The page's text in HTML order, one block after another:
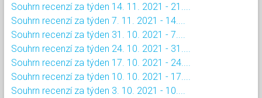
Souhrn recenzí za týden 14. 11. 2021 - 21....
Souhrn recenzí za týden 7. 11. 2021 - 14....
Souhrn recenzí za týden 31. 10. 2021 - 7....
Souhrn recenzí za týden 24. 10. 2021 - 31....
Souhrn recenzí za týden 17. 10. 2021 - 24....
Souhrn recenzí za týden 10. 10. 2021 - 17....
Souhrn recenzí za týden 3. 10. 2021 - 10....